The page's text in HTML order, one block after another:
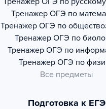
Тренажер ОГЭ по
Тренажер ОГЭ по
Тренажер ОГЭ по
Тренажер ОГЭ по
Тренажер ОГЭ по
Все предметы
Подготовка к ЕГЭ